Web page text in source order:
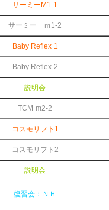
サーミーM1-1
サーミー ｍ1-2
Baby Reflex 1
Baby Reflex 2
説明会
TCM m2-2
コスモリフト1
コスモリフト2
説明会
復習会：ＮＨ